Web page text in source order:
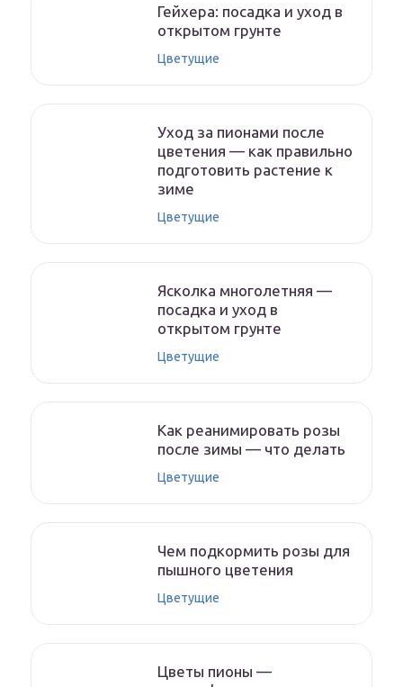
Гейхера: посадка и уход в
открытом грунте
Цветущие
Уход за пионами после
цветения — как правильно
подготовить растение к
зиме
Цветущие
Ясколка многолетняя —
посадка и уход в
открытом грунте
Цветущие
Как реанимировать розы
после зимы — что делать
Цветущие
Чем подкормить розы для
пышного цветения
Цветущие
Цветы пионы —